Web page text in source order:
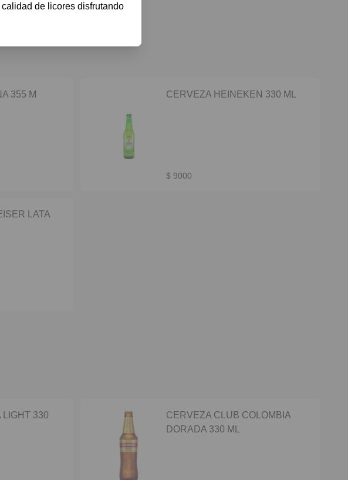
355 M CERVEZA HEINEKEN 330 ML
$ 9000
LATA
LIGHT 330
CERVEZA CLUB COLOMBIA
DORADA 330 ML
de licores disfrutando